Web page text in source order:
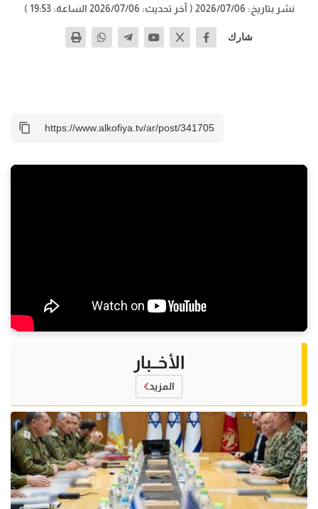
نشر بتاريخ: 2026/07/06 ( آخر تحديث: 2026/07/06 الساعة: 19:53 )
شارك
الأخــبار
المزيد